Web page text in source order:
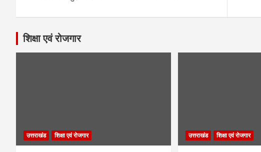
शिक्षा एवं रोजगार
उत्तराखंड शिक्षा एवं रोजगार उत्तराखंड शिक्षा एवं रोजगार